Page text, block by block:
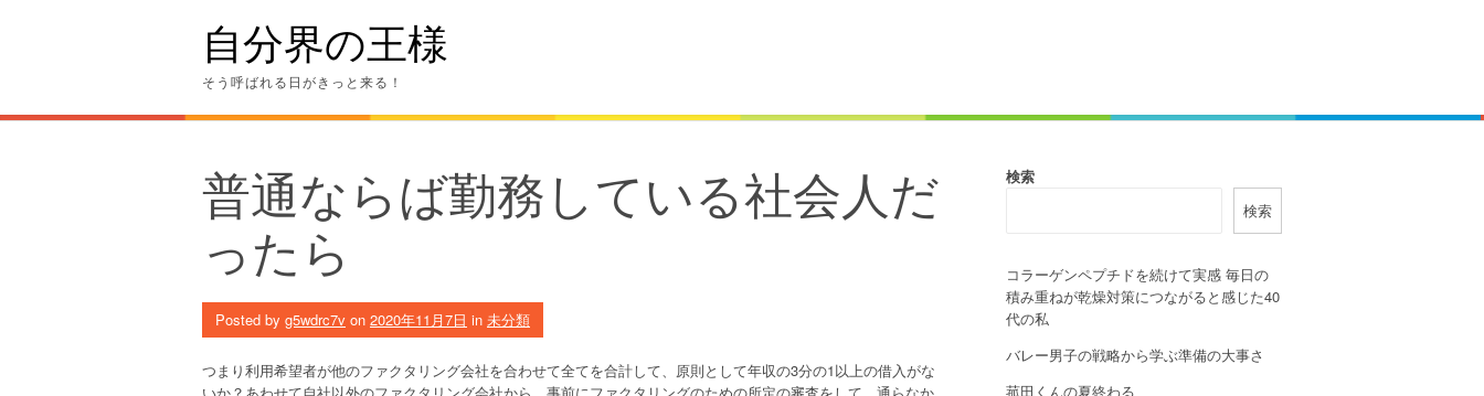
自分界の王様
そう呼ばれる日がきっと来る！
普通ならば勤務している社会人だ
ったら
Posted by g5wdrc7v on 2020年11月7日 in 未分類
つまり利用希望者が他のファクタリング会社を合わせて全てを合計して、原則として年収の3分の1以上の借入がな
検索
検索
コラーゲンペプチドを続けて実感 毎日の
積み重ねが乾燥対策につながると感じた40
代の私
バレー男子の戦略から学ぶ準備の大事さ
菰田くんの夏終わる